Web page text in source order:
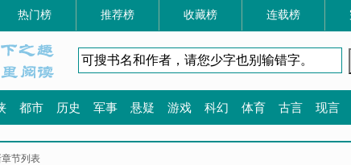
热门榜 推荐榜 收藏榜 连载榜
都市 历史 军事 悬疑 游戏 科幻 体育 古言 现言
节列表